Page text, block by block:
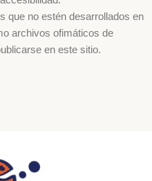
que no estén desarrollados en
archivos ofimáticos de
en este sitio.